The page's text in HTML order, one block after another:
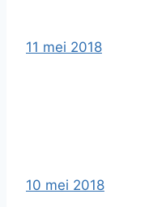
11 mei 2018
10 mei 2018